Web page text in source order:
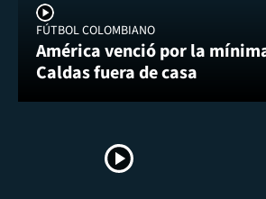
FÚTBOL COLOMBIANO
América venció por la
Caldas fuera de casa